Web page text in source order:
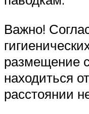
Важно!
размещение
находиться
расстоянии